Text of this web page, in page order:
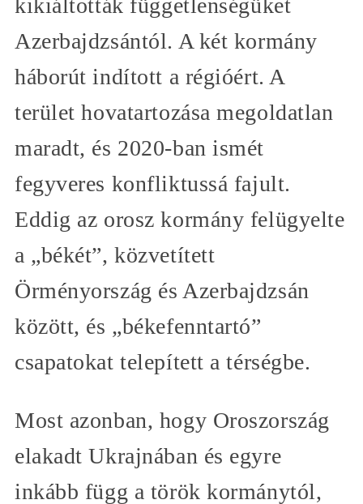
kikiáltották függetlenségüket
Azerbajdzsántól. A két kormány
háborút indított a régióért. A
terület hovatartozása megoldatlan
maradt, és 2020-ban ismét
fegyveres konfliktussá fajult.
Eddig az orosz kormány felügyelte
a „békét”, közvetített
Örményország és Azerbajdzsán
között, és „békefenntartó”
csapatokat telepített a térségbe.
Most azonban, hogy Oroszország
elakadt Ukrajnában és egyre
inkább függ a török kormánytól,